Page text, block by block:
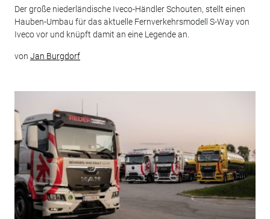
Der große niederländische Iveco-Händler Schouten, stellt einen
Hauben-Umbau für das aktuelle Fernverkehrsmodell S-Way von
Iveco vor und knüpft damit an eine Legende an.
von Jan Burgdorf